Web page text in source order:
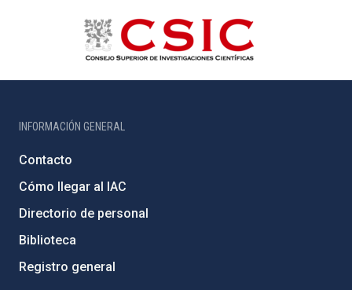
INFORMACIÓN GENERAL
Contacto
Cómo llegar al IAC
Directorio de personal
Biblioteca
Registro general